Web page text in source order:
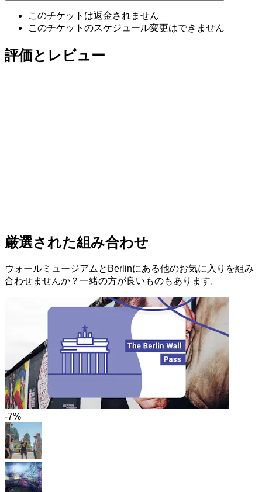
このチケットは返金されません
このチケットのスケジュール変更はできません
評価とレビュー
厳選された組み合わせ
ウォールミュージアムとBerlinにある他のお気に入りを組み
合わせませんか？一緒の方が良いものもあります。
-7%